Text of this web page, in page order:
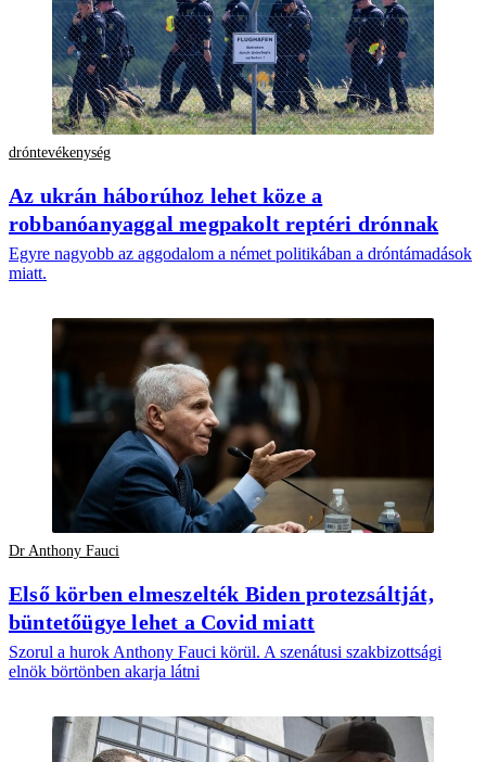
dróntevékenység
Az ukrán háborúhoz lehet köze a
robbanóanyaggal megpakolt reptéri drónnak
Egyre nagyobb az aggodalom a német politikában a dróntámadások
miatt.
Dr Anthony Fauci
Első körben elmeszelték Biden protezsáltját,
büntetőügye lehet a Covid miatt
Szorul a hurok Anthony Fauci körül. A szenátusi szakbizottsági
elnök börtönben akarja látni